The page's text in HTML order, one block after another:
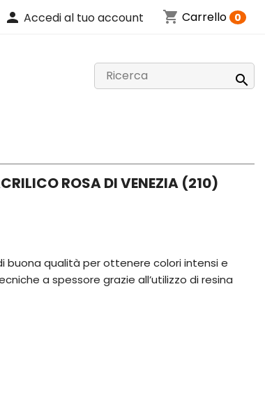
person Accedi al tuo account shopping_cart Carrello 0

ROSA DI VENEZIA (210)
buona qualità per ottenere colori intensi e
a spessore grazie all’utilizzo di resina